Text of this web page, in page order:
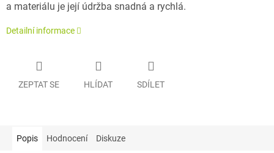
a materiálu je její údržba snadná a rychlá.
Detailní informace
ZEPTAT SE HLÍDAT SDÍLET
Popis Hodnocení Diskuze